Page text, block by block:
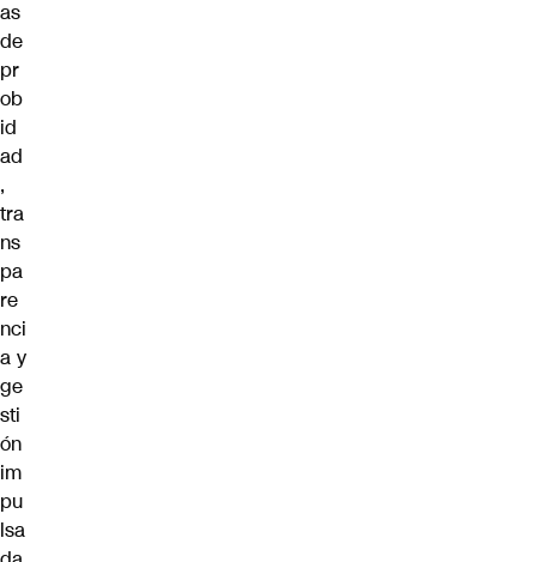
as
de
pr
ob
id
ad
,
tra
ns
pa
re
nci
a y
ge
sti
ón
im
pu
lsa